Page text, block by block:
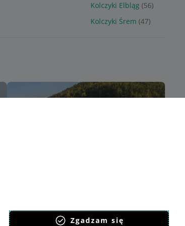
Zgadzam się
Kolczyki Elbląg (56)
Kolczyki Śrem (47)